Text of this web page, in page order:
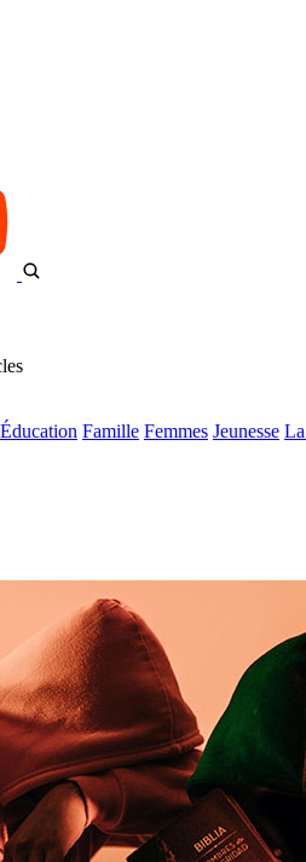
Éducation Famille Femmes Jeunesse